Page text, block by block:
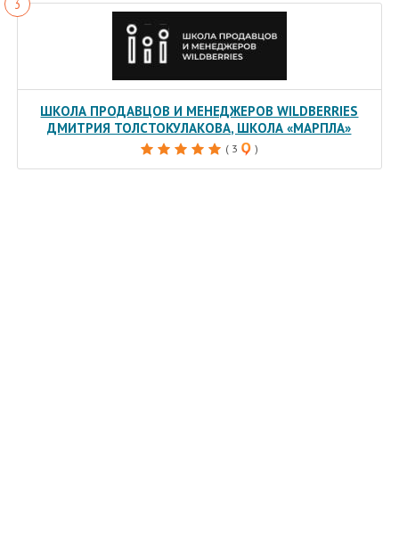
ШКОЛА ПРОДАВЦОВ И МЕНЕДЖЕРОВ WILDBERRIES
ДМИТРИЯ ТОЛСТОКУЛАКОВА, ШКОЛА «МАРПЛА»
( 3 )